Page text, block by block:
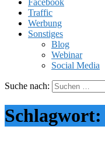
Facebook
Traffic
Werbung
Sonstiges
Blog
Webinar
Social Media
Suche nach:
Schlagwort: